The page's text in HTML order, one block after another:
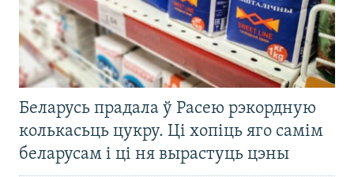
Беларусь прадала ў Расею рэкордную
колькасьць цукру. Ці хопіць яго самім
беларусам і ці ня вырастуць цэны